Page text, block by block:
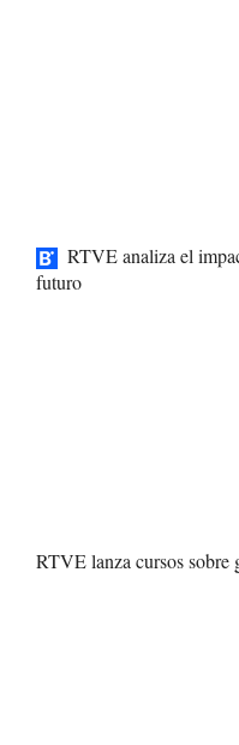
RTVE analiza el
futuro
RTVE lanza cursos